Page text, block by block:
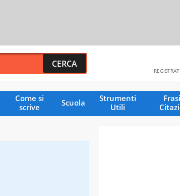
REGISTRATI
Come si
scrive
Scuola
Strumenti
Utili